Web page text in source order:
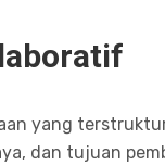
yang
dan tujuan